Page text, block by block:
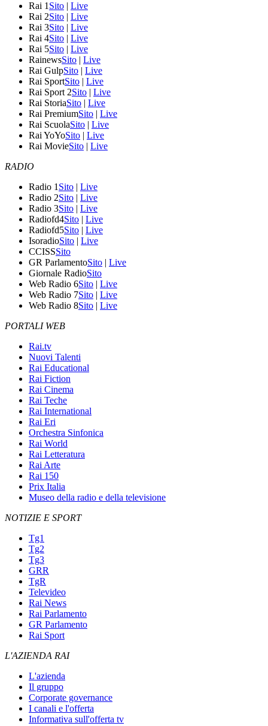
Rai 1 Sito | Live
Rai 2Sito | Live
Rai 3Sito | Live
Rai 4Sito | Live
Rai 5Sito | Live
RainewsSito | Live
Rai GulpSito | Live
Rai SportSito | Live
Rai Sport 2Sito | Live
Rai StoriaSito | Live
Rai PremiumSito | Live
Rai ScuolaSito | Live
Rai YoYoSito | Live
Rai MovieSito | Live
RADIO
Radio 1 Sito | Live
Radio 2Sito | Live
Radio 3Sito | Live
Radiofd4Sito | Live
Radiofd5Sito | Live
IsoradioSito | Live
CCISSSito
GR ParlamentoSito | Live
Giornale RadioSito
Web Radio 6Sito | Live
Web Radio 7Sito | Live
Web Radio 8Sito | Live
PORTALI WEB
Rai.tv
Nuovi Talenti
Rai Educational
Rai Fiction
Rai Cinema
Rai Teche
Rai International
Rai Eri
Orchestra Sinfonica
Rai World
Rai Letteratura
Rai Arte
Rai 150
Prix Italia
Museo della radio e della televisione
NOTIZIE E SPORT
Tg1
Tg2
Tg3
GRR
TgR
Televideo
Rai News
Rai Parlamento
GR Parlamento
Rai Sport
L'AZIENDA RAI
L'azienda
Il gruppo
Corporate governance
I canali e l'offerta
Informativa sull'offerta tv